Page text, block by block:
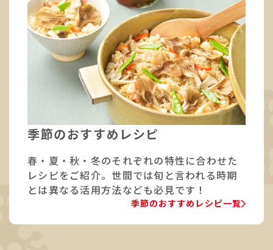
季節のおすすめレシピ
春・夏・秋・冬のそれぞれの特性に合わせた
レシピをご紹介。世間では旬と言われる時期
とは異なる活用方法なども必見です！
季節のおすすめレシピ一覧